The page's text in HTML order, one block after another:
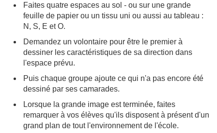
Faites quatre espaces au sol - ou sur une grande
feuille de papier ou un tissu uni ou aussi au tableau :
N, S, E et O.
Demandez un volontaire pour être le premier à
dessiner les caractéristiques de sa direction dans
l'espace prévu.
Puis chaque groupe ajoute ce qui n'a pas encore été
dessiné par ses camarades.
Lorsque la grande image est terminée, faites
remarquer à vos élèves qu'ils disposent à présent d'un
grand plan de tout l'environnement de l'école.